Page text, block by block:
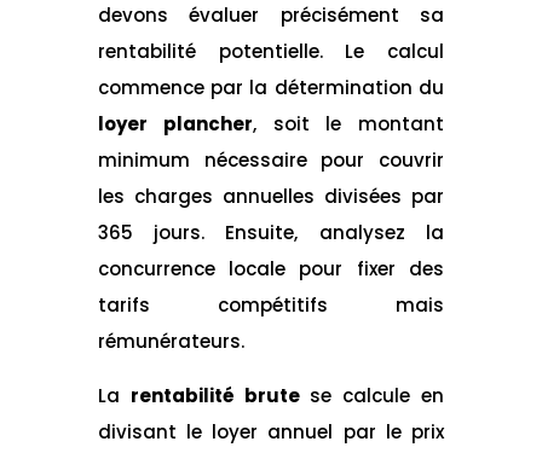
devons évaluer précisément sa
rentabilité potentielle. Le calcul
commence par la détermination du
loyer plancher, soit le montant
minimum nécessaire pour couvrir
les charges annuelles divisées par
365 jours. Ensuite, analysez la
concurrence locale pour fixer des
tarifs compétitifs mais
rémunérateurs.
La rentabilité brutese calcule en
divisant le loyer annuel par le prix